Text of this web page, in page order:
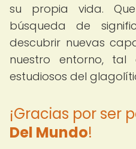
su propia vida.
búsqueda de
descubrir nuevas
nuestro entorno,
estudiosos del
¡Gracias por ser
Del Mundo!